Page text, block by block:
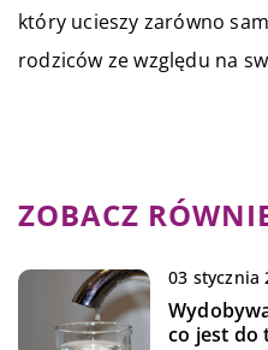
który ucieszy zarówno
rodziców ze względu na
ZOBACZ
03 stycznia
co jest do